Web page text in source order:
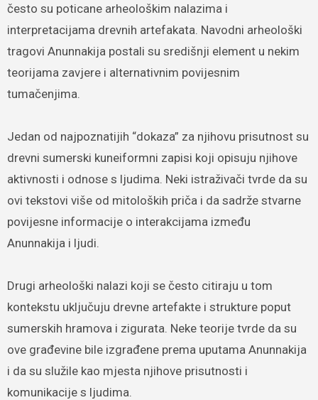
često su poticane arheološkim nalazima i
interpretacijama drevnih artefakata. Navodni arheološki
tragovi Anunnakija postali su središnji element u nekim
teorijama zavjere i alternativnim povijesnim
tumačenjima.
Jedan od najpoznatijih “dokaza” za njihovu prisutnost su
drevni sumerski kuneiformni zapisi koji opisuju njihove
aktivnosti i odnose s ljudima. Neki istraživači tvrde da su
ovi tekstovi više od mitoloških priča i da sadrže stvarne
povijesne informacije o interakcijama između
Anunnakija i ljudi.
Drugi arheološki nalazi koji se često citiraju u tom
kontekstu uključuju drevne artefakte i strukture poput
sumerskih hramova i zigurata. Neke teorije tvrde da su
ove građevine bile izgrađene prema uputama Anunnakija
i da su služile kao mjesta njihove prisutnosti i
komunikacije s ljudima.